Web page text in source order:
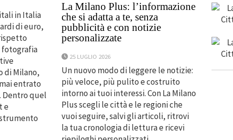
in Italia
di euro,
fotografia
di Milano,
entrato
Dentro quel
e
La Milano Plus: l’informazione
che si adatta a te, senza
pubblicità e con notizie
personalizzate
25 LUGLIO 2026
Un nuovo modo di leggere le notizie:
più veloce, più pulito e costruito
intorno ai tuoi interessi. Con La Milano
Plus scegli le città e le regioni che
vuoi seguire, salvi gli articoli, ritrovi
la tua cronologia di lettura e ricevi